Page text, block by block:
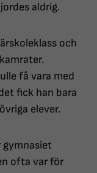
aldrig.
och
få vara med
fick han bara
elever.
gymnasiet
ofta var för